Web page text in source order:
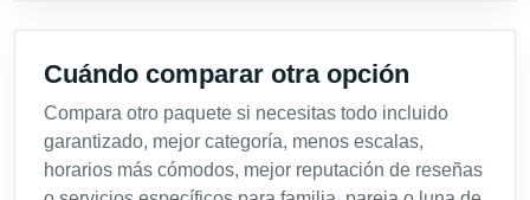
Cuándo comparar otra opción
Compara otro paquete si necesitas todo incluido
garantizado, mejor categoría, menos escalas,
horarios más cómodos, mejor reputación de reseñas